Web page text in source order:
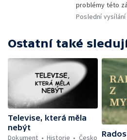
problémy této
jsou v civilním
Poslední vysílání
Ostatní také
Televise, která měla
nebýt
Dokument
Historie Česko